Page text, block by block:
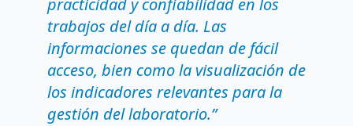
practicidad y confiabilidad en los
trabajos del día a día. Las
informaciones se quedan de fácil
acceso, bien como la visualización de
los indicadores relevantes para la
gestión del laboratorio.”